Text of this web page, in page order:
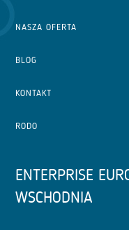
NASZA OFERTA
BLOG
KONTAKT
RODO
ENTERPRISE
WSCHODNIA